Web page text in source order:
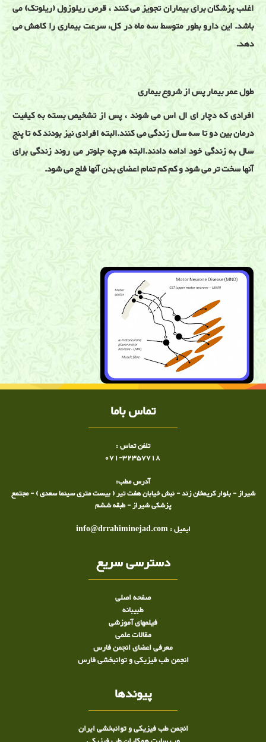
اغلب پزشکان برای بیماران تجویز می کنند ، قرص ریلوزول (ریلوتک) می
باشد. این دارو بطور متوسط سه ماه در کل، سرعت بیماری را کاهش می
دهد.
طول عمر بیمار پس از شروع بیماری
افرادی که دچار ای ال اس می شوند ، پس از تشخیص بسته به کیفیت
درمان بین دو تا سه سال زندگی می کنند.البته افرادی نیز بودند که تا پنج
سال به زندگی خود ادامه دادند.البته هرچه جلوتر می روند زندگی برای
آنها سخت تر می شود و کم کم تمام اعضای بدن آنها فلج می شود.
بیماری نرون حرکتی ,نوار عصب,شیراز, توانبخشی,ضعف عضلانی ,اختلال
در شیراز, دکتر ساعد رحیمی نژاد متخصص ال اس در شیراز
تماس باما
تلفن تماس :
071-32357718
آدرس مطب:
شیراز - بلوار کریمخان زند - نبش خیابان هفت تیر ( بیست متری سینما سعدی ) - مجتمع
پزشکی شیراز - طبقه ششم
ایمیل : info@drrahiminejad.com
دسترسی سریع
صفحه اصلی
طبيبانه
فیلمهای آموزشی
مقالات علمی
معرفی اعضای انجمن فارس
انجمن طب فیزیکی و توانبخشی فارس
پیوندها
انجمن طب فیزیکی و توانبخشی ایران